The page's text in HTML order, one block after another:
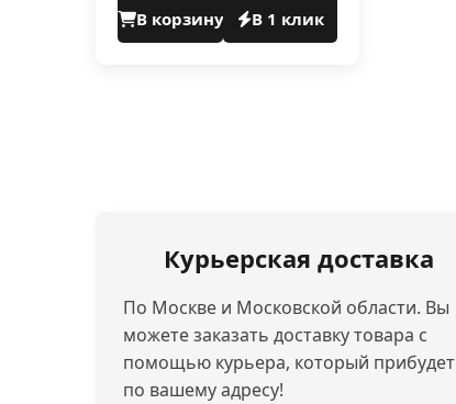
В корзину В 1 клик
Курьерская доставка
По Москве и Московской области. Вы
можете заказать доставку товара с
помощью курьера, который прибудет
по вашему адресу!